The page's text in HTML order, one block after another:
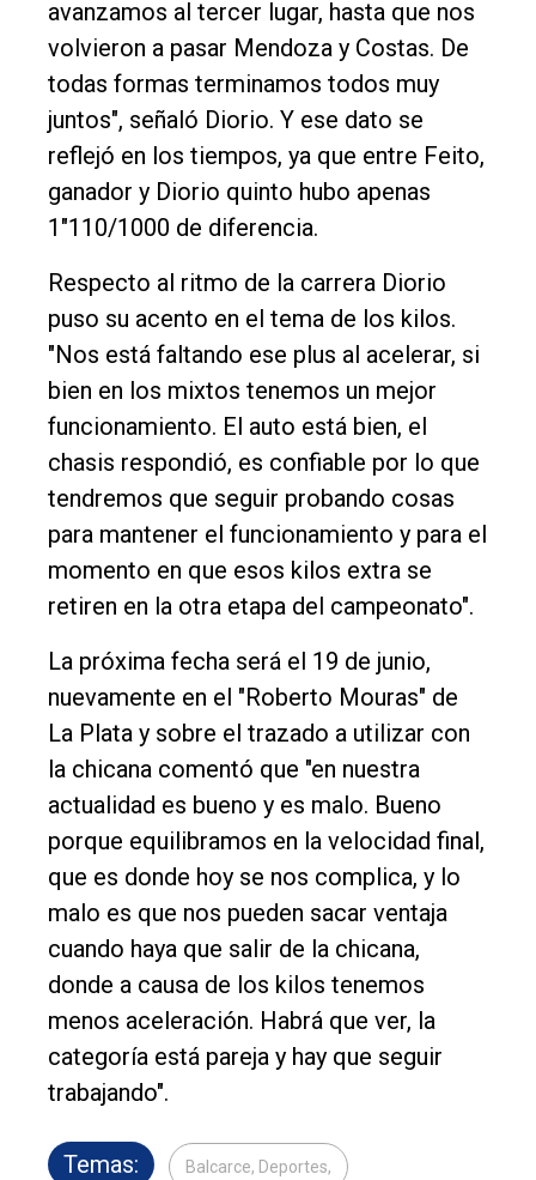
avanzamos al tercer lugar, hasta que nos
volvieron a pasar Mendoza y Costas. De
todas formas terminamos todos muy
juntos", señaló Diorio. Y ese dato se
reflejó en los tiempos, ya que entre Feito,
ganador y Diorio quinto hubo apenas
1"110/1000 de diferencia.
Respecto al ritmo de la carrera Diorio
puso su acento en el tema de los kilos.
"Nos está faltando ese plus al acelerar, si
bien en los mixtos tenemos un mejor
funcionamiento. El auto está bien, el
chasis respondió, es confiable por lo que
tendremos que seguir probando cosas
para mantener el funcionamiento y para el
momento en que esos kilos extra se
retiren en la otra etapa del campeonato".
La próxima fecha será el 19 de junio,
nuevamente en el "Roberto Mouras" de
La Plata y sobre el trazado a utilizar con
la chicana comentó que "en nuestra
actualidad es bueno y es malo. Bueno
porque equilibramos en la velocidad final,
que es donde hoy se nos complica, y lo
malo es que nos pueden sacar ventaja
cuando haya que salir de la chicana,
donde a causa de los kilos tenemos
menos aceleración. Habrá que ver, la
categoría está pareja y hay que seguir
trabajando".
Temas: Balcarce, Deportes,